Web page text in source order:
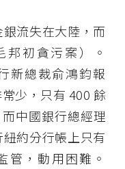
流失在大陸，而
初貪污案）。
新總裁俞鴻鈞報
少，只有 400 餘
而中國銀行總經理
約分行帳上只有
管，動用困難。